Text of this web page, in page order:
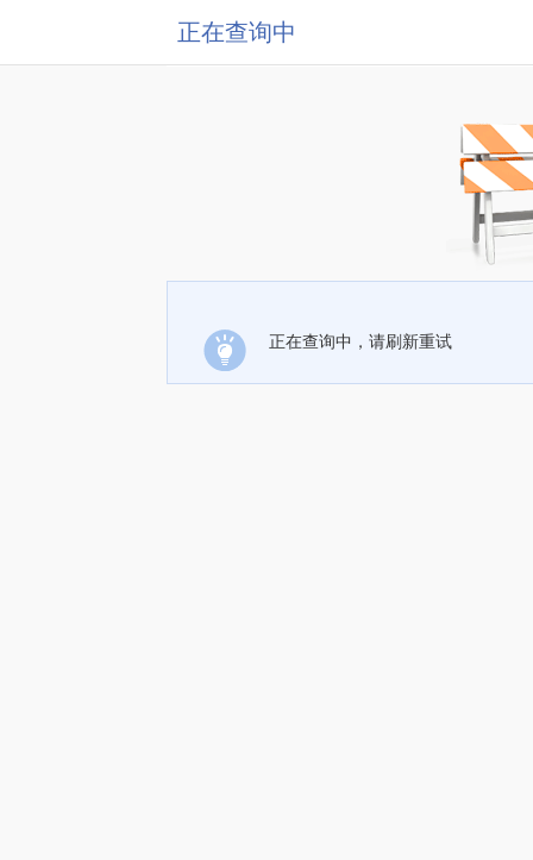
正在查询中
正在查询中，请刷新重试